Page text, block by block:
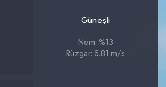
Güneşli
Nem: %13
Rüzgar: 6.81 m/s